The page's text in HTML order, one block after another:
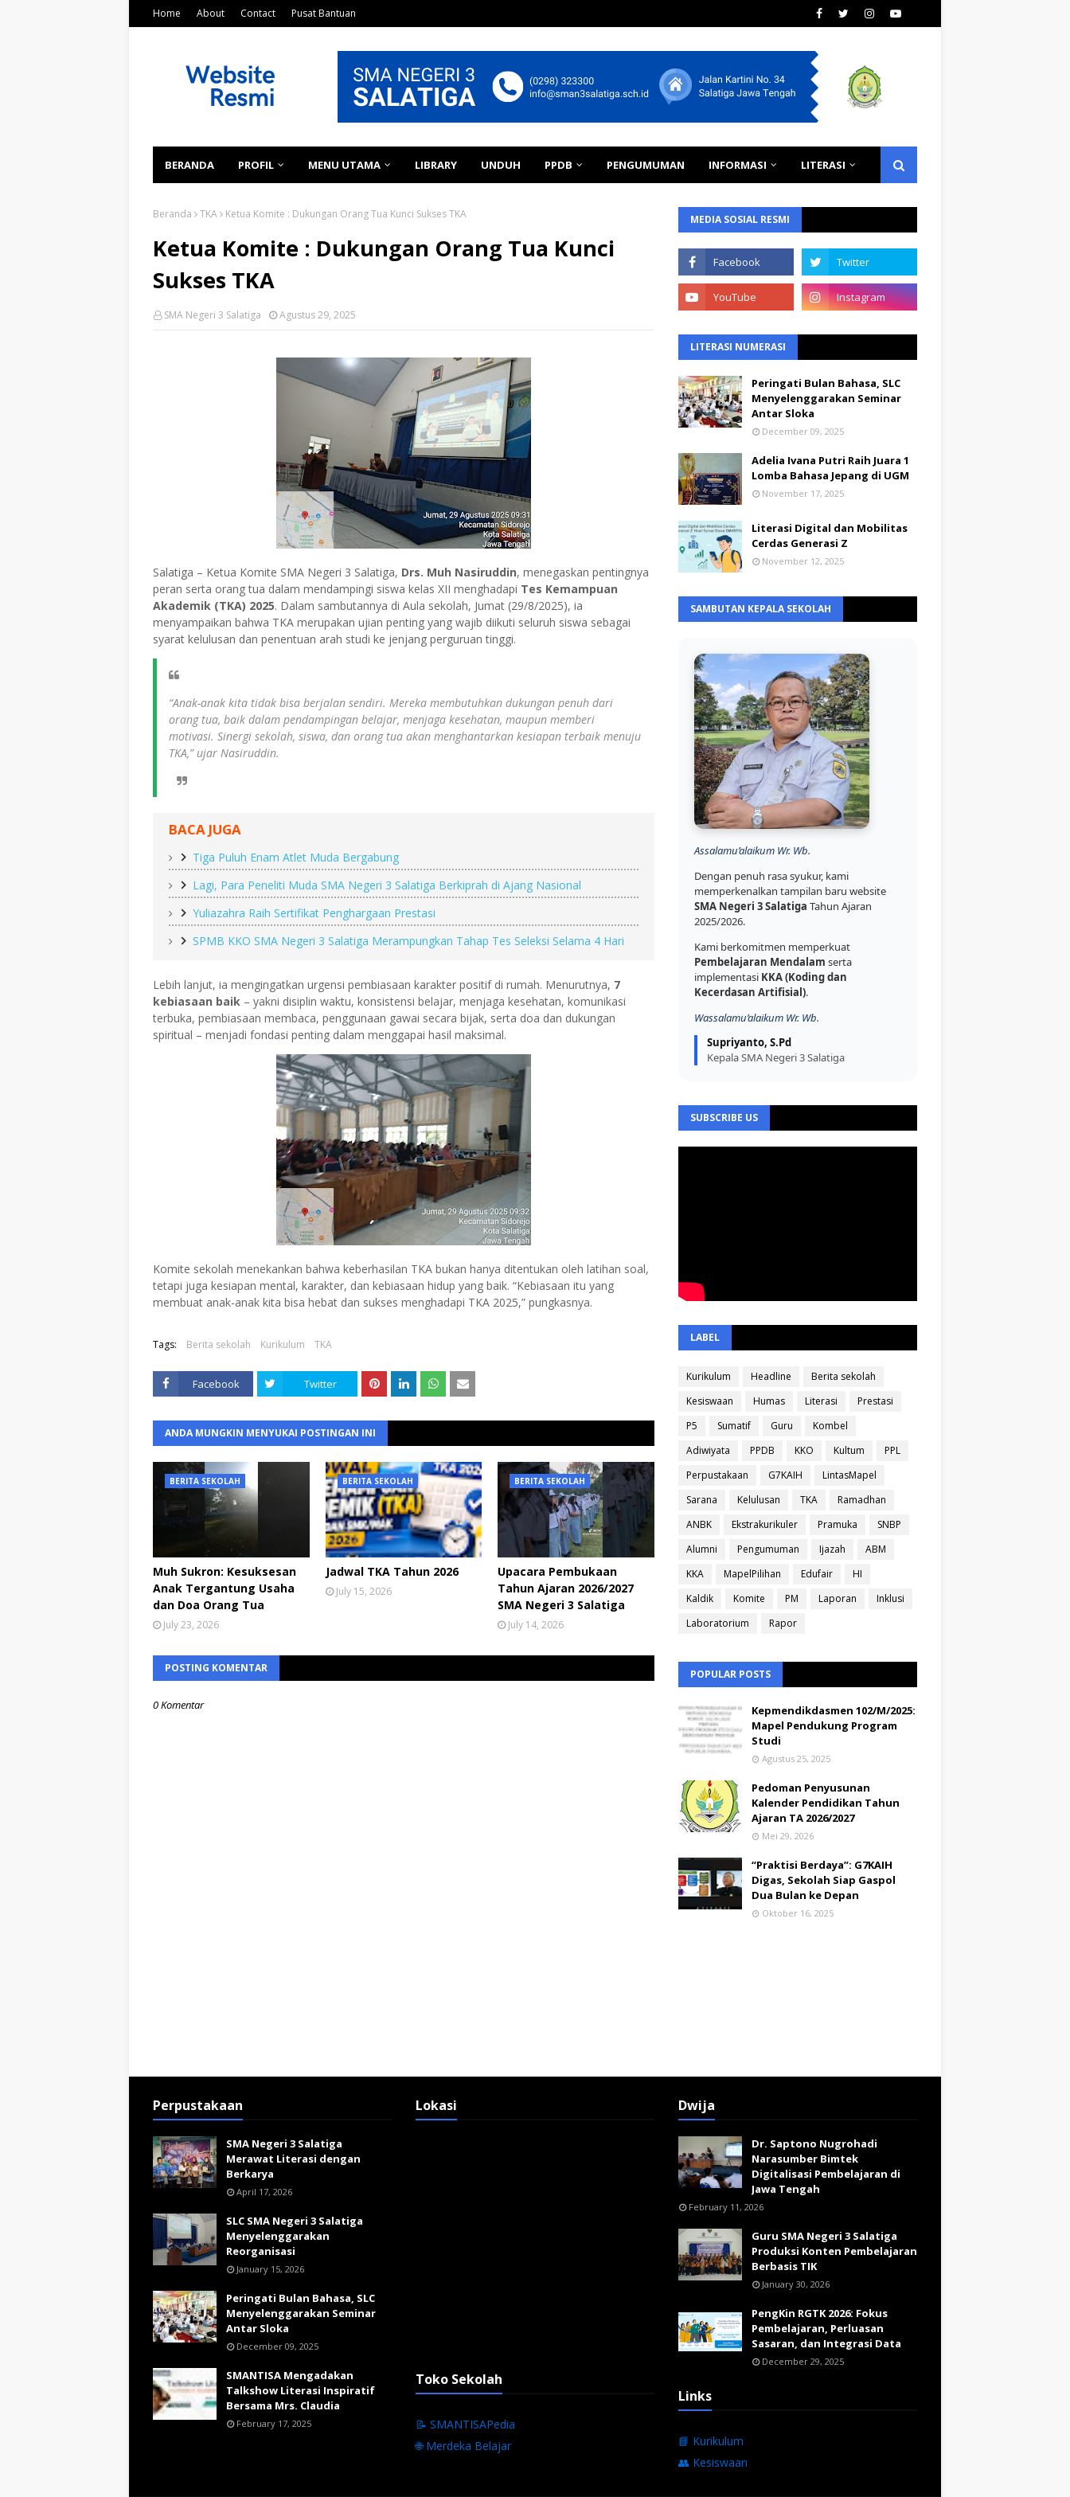
Home About Contact Pusat Bantuan
BERANDA PROFIL MENU UTAMA LIBRARY UNDUH PPDB PENGUMUMAN INFORMASI LITERASI
Beranda TKA Ketua Komite : Dukungan Orang Tua Kunci Sukses TKA
Ketua Komite : Dukungan Orang Tua Kunci
Sukses TKA
SMA Negeri 3 Salatiga Agustus 29, 2025
Salatiga – Ketua Komite SMA Negeri 3 Salatiga, Drs. Muh Nasiruddin, menegaskan pentingnya
peran serta orang tua dalam mendampingi siswa kelas XII menghadapi Tes Kemampuan
Akademik (TKA) 2025. Dalam sambutannya di Aula sekolah, Jumat (29/8/2025), ia
menyampaikan bahwa TKA merupakan ujian penting yang wajib diikuti seluruh siswa sebagai
syarat kelulusan dan penentuan arah studi ke jenjang perguruan tinggi.
“Anak-anak kita tidak bisa berjalan sendiri. Mereka membutuhkan dukungan penuh dari
orang tua, baik dalam pendampingan belajar, menjaga kesehatan, maupun memberi
motivasi. Sinergi sekolah, siswa, dan orang tua akan menghantarkan kesiapan terbaik menuju
TKA,” ujar Nasiruddin.
BACA JUGA
Tiga Puluh Enam Atlet Muda Bergabung
Lagi, Para Peneliti Muda SMA Negeri 3 Salatiga Berkiprah di Ajang Nasional
Yuliazahra Raih Sertifikat Penghargaan Prestasi
SPMB KKO SMA Negeri 3 Salatiga Merampungkan Tahap Tes Seleksi Selama 4 Hari
Lebih lanjut, ia mengingatkan urgensi pembiasaan karakter positif di rumah. Menurutnya, 7
kebiasaan baik – yakni disiplin waktu, konsistensi belajar, menjaga kesehatan, komunikasi
terbuka, pembiasaan membaca, penggunaan gawai secara bijak, serta doa dan dukungan
spiritual – menjadi fondasi penting dalam menggapai hasil maksimal.
Komite sekolah menekankan bahwa keberhasilan TKA bukan hanya ditentukan oleh latihan soal,
tetapi juga kesiapan mental, karakter, dan kebiasaan hidup yang baik. “Kebiasaan itu yang
membuat anak-anak kita bisa hebat dan sukses menghadapi TKA 2025,” pungkasnya.
Tags: Berita sekolah Kurikulum TKA
Facebook Twitter
ANDA MUNGKIN MENYUKAI POSTINGAN INI
BERITA SEKOLAH
Muh Sukron: Kesuksesan
Anak Tergantung Usaha
dan Doa Orang Tua
July 23, 2026
BERITA SEKOLAH
Jadwal TKA Tahun 2026
July 15, 2026
BERITA SEKOLAH
Upacara Pembukaan
Tahun Ajaran 2026/2027
SMA Negeri 3 Salatiga
July 14, 2026
POSTING KOMENTAR
0 Komentar
MEDIA SOSIAL RESMI
LITERASI NUMERASI
Peringati Bulan Bahasa, SLC
Menyelenggarakan Seminar
Antar Sloka
December 09, 2025
Adelia Ivana Putri Raih Juara 1
Lomba Bahasa Jepang di UGM
November 17, 2025
Literasi Digital dan Mobilitas
Cerdas Generasi Z
November 12, 2025
SAMBUTAN KEPALA SEKOLAH
Assalamu’alaikum Wr. Wb.
Dengan penuh rasa syukur, kami
memperkenalkan tampilan baru website
SMA Negeri 3 Salatiga Tahun Ajaran
2025/2026.
Kami berkomitmen memperkuat
Pembelajaran Mendalam serta
implementasi KKA (Koding dan
Kecerdasan Artifisial).
Wassalamu’alaikum Wr. Wb.
Supriyanto, S.Pd
Kepala SMA Negeri 3 Salatiga
SUBSCRIBE US
LABEL
Kurikulum Headline
Berita sekolah
Kesiswaan
Humas Literasi
Prestasi
P5
Sumatif Guru
Kombel
Adiwiyata
PPDB KKO Kultum
PPL
Perpustakaan
G7KAIH
LintasMapel
Sarana
Kelulusan TKA
Ramadhan
ANBK
Ekstrakurikuler Pramuka
SNBP
Alumni
Pengumuman Ijazah
ABM
KKA
MapelPilihan Edufair
HI
Kaldik
Komite PM Laporan
Inklusi
Laboratorium
Rapor
POPULAR POSTS
Kepmendikdasmen 102/M/2025:
Mapel Pendukung Program
Studi
Agustus 25, 2025
Pedoman Penyusunan
Kalender Pendidikan Tahun
Ajaran TA 2026/2027
Mei 29, 2026
“Praktisi Berdaya”: G7KAIH
Digas, Sekolah Siap Gaspol
Dua Bulan ke Depan
Oktober 16, 2025
Perpustakaan
SMA Negeri 3 Salatiga
Merawat Literasi dengan
Berkarya
April 17, 2026
SLC SMA Negeri 3 Salatiga
Menyelenggarakan
Reorganisasi
January 15, 2026
Peringati Bulan Bahasa, SLC
Menyelenggarakan Seminar
Antar Sloka
December 09, 2025
SMANTISA Mengadakan
Talkshow Literasi Inspiratif
Bersama Mrs. Claudia
February 17, 2025
Lokasi
Toko Sekolah
📝 SMANTISAPedia
🌐 Merdeka Belajar
Dwija
Dr. Saptono Nugrohadi
Narasumber Bimtek
Digitalisasi Pembelajaran di
Jawa Tengah
February 11, 2026
Guru SMA Negeri 3 Salatiga
Produksi Konten Pembelajaran
Berbasis TIK
January 30, 2026
PengKin RGTK 2026: Fokus
Pembelajaran, Perluasan
Sasaran, dan Integrasi Data
December 29, 2025
Links
📘 Kurikulum
👥 Kesiswaan